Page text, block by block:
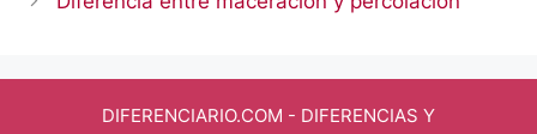
DIFERENCIARIO.COM - DIFERENCIAS Y